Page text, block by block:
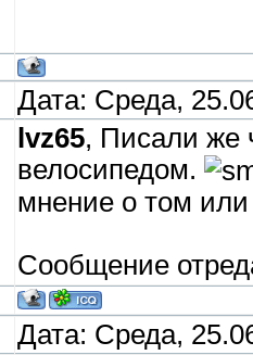
Дата: Среда,
lvz65, Писали же
велосипедом.
мнение о том
Сообщение
Дата: Среда,